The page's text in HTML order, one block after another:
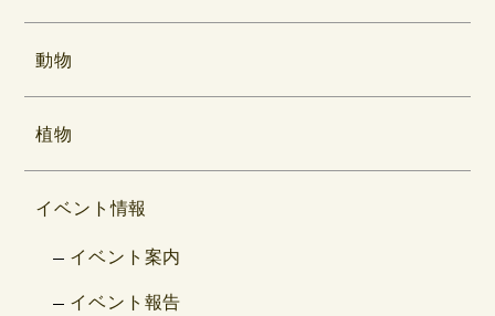
動物
植物
イベント情報
イベント案内
イベント報告